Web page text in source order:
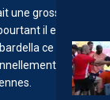
une grosse
il est
ce qui
j’ai